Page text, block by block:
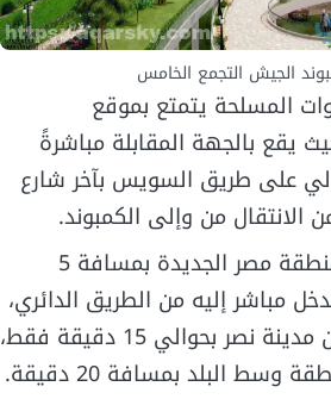
الجيش التجمع الخامس
المسلحة يتمتع بموقع
يقع بالجهة المقابلة مباشرةً
على طريق السويس بآخر شارع
من وإلى الكمبوند.
يبعد الكمبوند عن منطقة مصر الجديدة بمسافة 5
مباشر إليه من الطريق الدائري،
ويقع على مقربة من مدينة نصر بحوالي 15 دقيقة فقط،
البلد بمسافة 20 دقيقة.